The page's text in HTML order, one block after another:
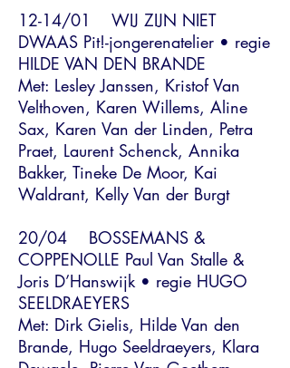
12-14/01 WIJ ZIJN NIET
DWAAS Pit!-jongerenatelier • regie
HILDE VAN DEN BRANDE
Met: Lesley Janssen, Kristof Van
Velthoven, Karen Willems, Aline
Sax, Karen Van der Linden, Petra
Praet, Laurent Schenck, Annika
Bakker, Tineke De Moor, Kai
Waldrant, Kelly Van der Burgt
20/04 BOSSEMANS &
COPPENOLLE Paul Van Stalle &
Joris D’Hanswijk • regie HUGO
SEELDRAEYERS
Met: Dirk Gielis, Hilde Van den
Brande, Hugo Seeldraeyers, Klara